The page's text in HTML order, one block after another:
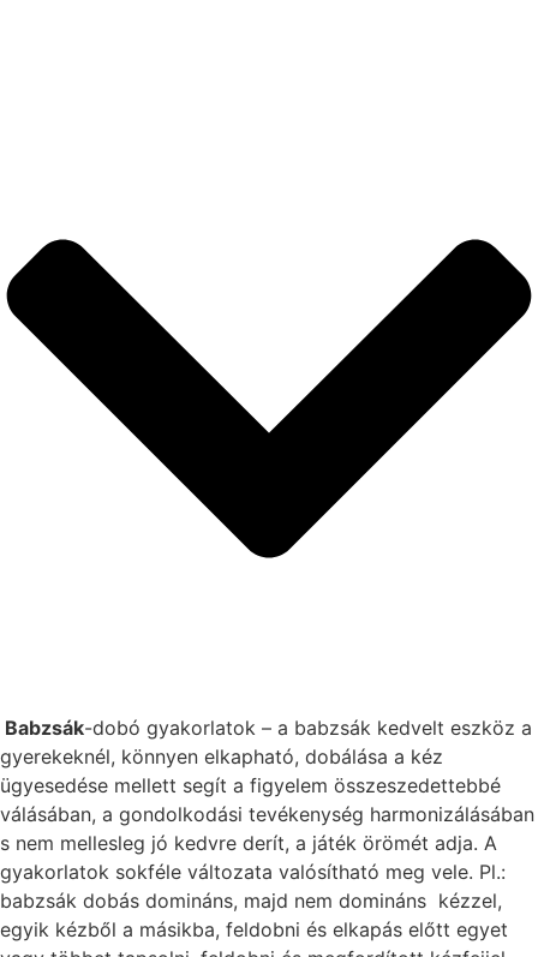
Babzsák-dobó gyakorlatok – a babzsák kedvelt eszköz a
gyerekeknél, könnyen elkapható, dobálása a kéz
ügyesedése mellett segít a figyelem összeszedettebbé
válásában, a gondolkodási tevékenység harmonizálásában
s nem mellesleg jó kedvre derít, a játék örömét adja. A
gyakorlatok sokféle változata valósítható meg vele. Pl.:
babzsák dobás domináns, majd nem domináns kézzel,
egyik kézből a másikba, feldobni és elkapás előtt egyet